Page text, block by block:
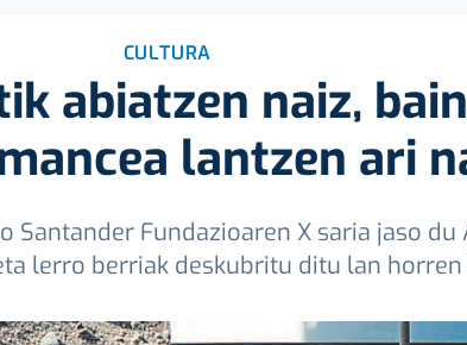
CULTURA
abiatzen naiz,
lantzen ari
Santander Fundazioaren X saria jaso
lerro berriak deskubritu ditu lan horren